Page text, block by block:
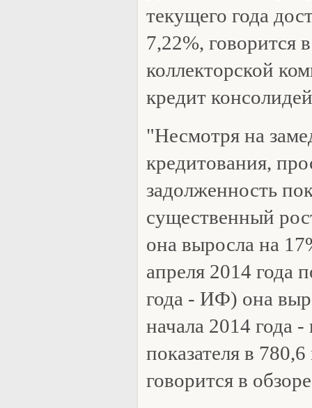
текущего года
7,22%, говорится
коллекторской
кредит
"Несмотря на
кредитования,
задолженность
существенный
она выросла на
апреля 2014 года
года - ИФ) она
начала 2014 года
показателя в
говорится в